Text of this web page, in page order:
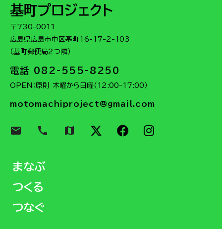
基町プロジェクト
〒730-0011
広島県広島市中区基町16-17-2-103
（基町郵便局２つ隣）
電話 082-555-8250
OPEN：原則 木曜から日曜（12:00–17:00）
motomachiproject@gmail.com
email call map
まなぶ
つくる
つなぐ